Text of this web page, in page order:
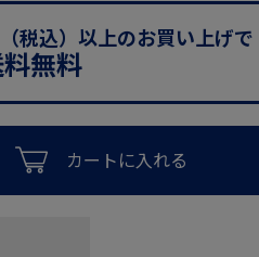
税込）以上のお買い上げで
無料
カートに入れる